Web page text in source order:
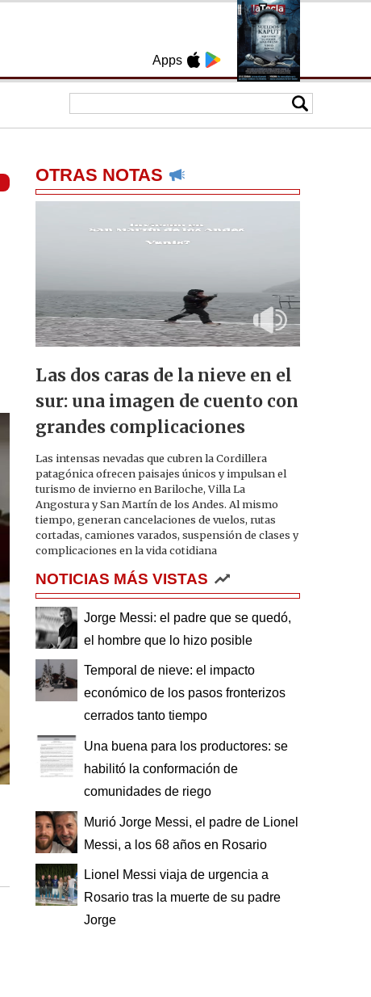
Apps
OTRAS NOTAS
Las dos caras de la nieve en el
sur: una imagen de cuento con
grandes complicaciones
Las intensas nevadas que cubren la Cordillera
patagónica ofrecen paisajes únicos y impulsan el
turismo de invierno en Bariloche, Villa La
Angostura y San Martín de los Andes. Al mismo
tiempo, generan cancelaciones de vuelos, rutas
cortadas, camiones varados, suspensión de clases y
complicaciones en la vida cotidiana
NOTICIAS MÁS VISTAS
Jorge Messi: el padre que se quedó,
el hombre que lo hizo posible
Temporal de nieve: el impacto
económico de los pasos fronterizos
cerrados tanto tiempo
Una buena para los productores: se
habilitó la conformación de
comunidades de riego
Murió Jorge Messi, el padre de Lionel
Messi, a los 68 años en Rosario
Lionel Messi viaja de urgencia a
Rosario tras la muerte de su padre
Jorge